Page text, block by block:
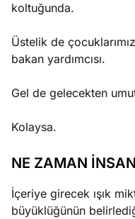
koltuğunda.
Üstelik de
bakan yardımcısı.
Gel de gelecekten
Kolaysa.
NE ZAMAN
İçeriye girecek ışık
büyüklüğünün